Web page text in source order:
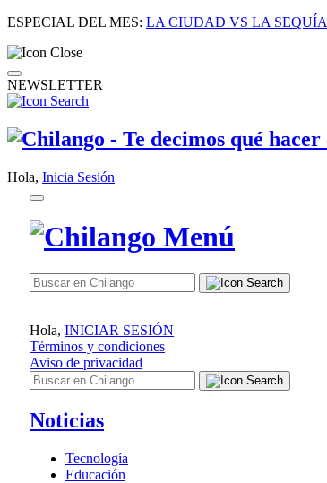
ESPECIAL DEL MES: LA CIUDAD VS LA SEQUÍA
NEWSLETTER
Hola, Inicia Sesión
Hola, INICIAR SESIÓN
Términos y condiciones
Aviso de privacidad
Noticias
Tecnología
Educación